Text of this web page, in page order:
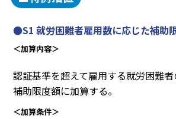
●S1 就労困難者雇用数に応じた補助
＜加算内容＞
認証基準を超えて雇用する就労困難
補助限度額に加算する。
＜加算条件＞